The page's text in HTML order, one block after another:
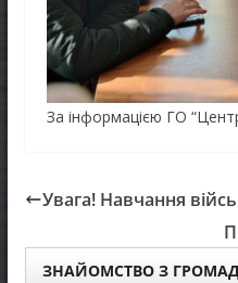
За інформацією ГО
Увага! Навчання
ЗНАЙОМСТВО З